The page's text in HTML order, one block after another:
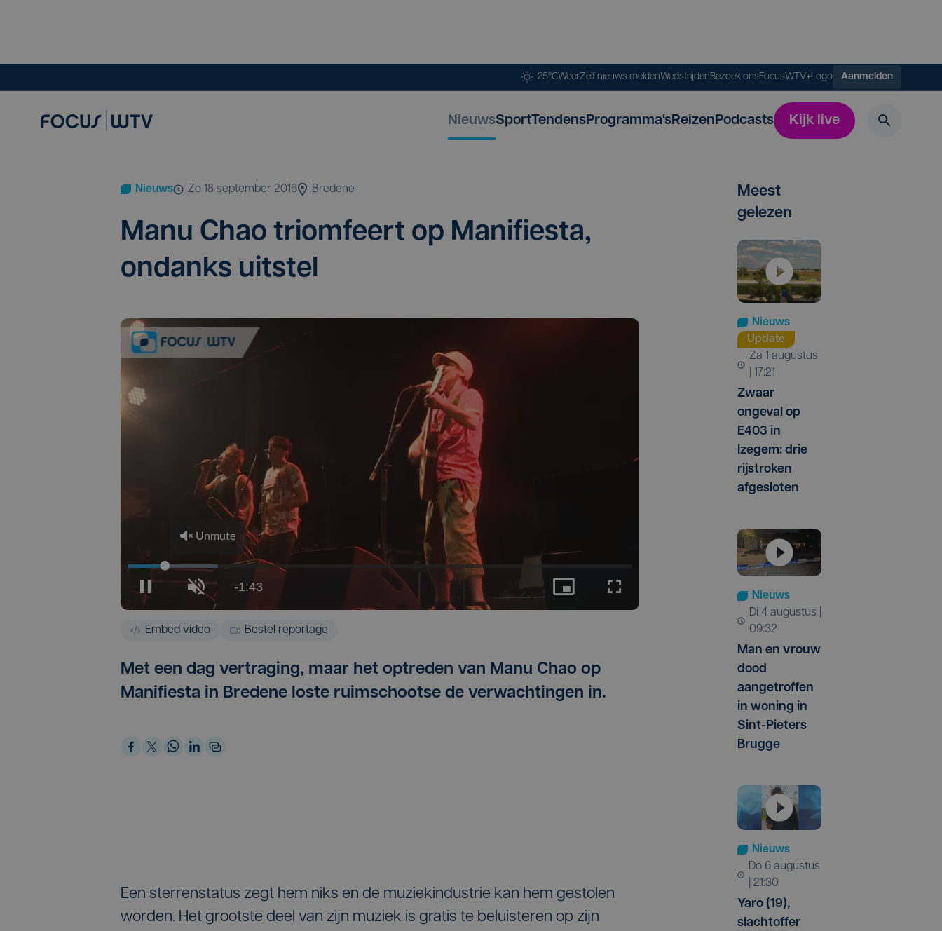
25°CWeerZelf nieuws meldenWedstrijdenBezoek onsFocusWTV+Logo Aanmelden
NieuwsSportTendensProgramma'sReizenPodcasts Kijk live
Nieuws zo 18 september 2016 Bredene
Manu Chao tri­om­feert op Mani­fie­sta,
ondanks uitstel
Embed video Bestel reportage
Met een dag vertraging, maar het optreden van Manu Chao op
Manifiesta in Bredene loste ruimschootse de verwachtingen in.
Een sterrenstatus zegt hem niks en de muziekindustrie kan hem gestolen
worden. Het grootste deel van zijn muziek is gratis te beluisteren op zijn
Meest
gelezen
Nieuws
Update
za 1 augustus
| 17:21
Zwaar
ongeval op
E403 in
Izegem: drie
rijstroken
afgesloten
Nieuws
di 4 augustus |
09:32
Man en vrouw
dood
aangetroffen
in woning in
Sint-Pieters
Brugge
Nieuws
do 6 augustus
| 21:30
Yaro (19),
slachtoffer